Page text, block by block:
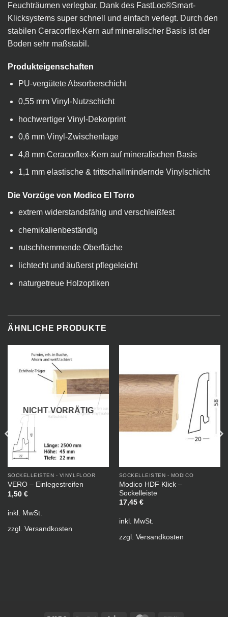
Feuchträumen verlegbar. Dank des FastLoc®Smart-
Klicksystems super schnell und einfach verlegt. Durch den
stabilen Ceracorflex-Kern auf mineralischer Basis ist der
Boden sehr maßstabil.
Produkteigenschaften
PU-vergütete Absorberschicht
0,55 mm Vinyl-Nutzschicht
hochwertiger Vinyl-Dekorprint
0,6 mm Vinyl-Zwischenlage
4,8 mm Ceracorflex-Kern auf mineralischen Basis
1,1 mm elastische & trittschallmindernde Vinylschicht
Die Vorzüge von Modico El Torro
extrem widerstandsfähig und verschleißfest
chemikalienbeständig
rutschhemmende Oberfläche
lichtecht und äußerst pflegeleicht
naturgetreue Holzoptiken
ÄHNLICHE PRODUKTE
NICHT VORRÄTIG
SOCKELLEISTEN - VINYLFLOOR
VERO – Einlegestreifen
1,50 €
inkl. MwSt.
zzgl. Versandkosten
SOCKELLEISTEN - MODICO
Modico HDF Klick –
Sockelleiste
17,45 €
inkl. MwSt.
zzgl. Versandkosten